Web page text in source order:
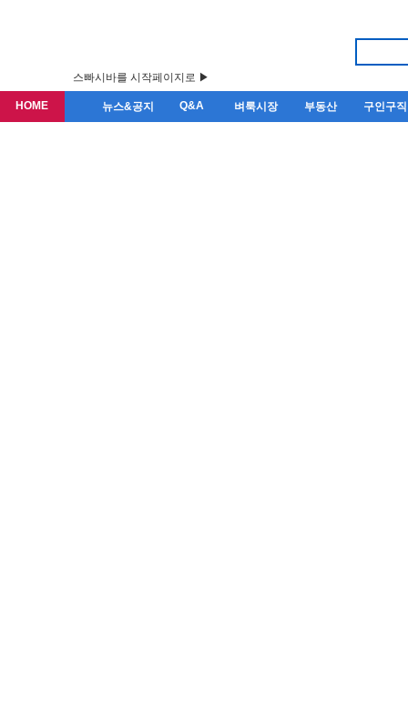
스빠시바를 시작페이지로 ▶
HOME 뉴스&공지 Q&A 벼룩시장 부동산 구인구직